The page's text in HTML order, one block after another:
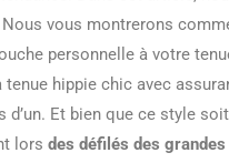
vous montrerons
personnelle à votre
hippie chic avec
d’un. Et bien que ce style
lors des défilés des